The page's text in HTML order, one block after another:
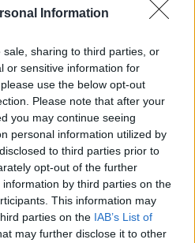
Information
sharing to third parties, or
or sensitive information for
use the below opt-out
Please note that after your
you may continue seeing
personal information utilized by
to third parties prior to
opt-out of the further
by third parties on the
This information may
parties on the IAB’s List of
may further disclose it to other
de la vie, en fonction des
se relever
personnes ayant une estime
pas
relation toxique. La
de soi est un état qui